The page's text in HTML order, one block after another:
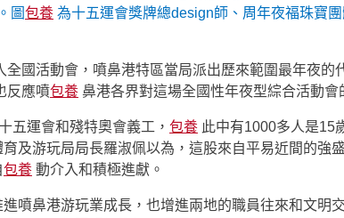
圖包養 為十五運會獎牌總design師、周年夜福珠寶
國活動會，噴鼻港特區當局派出歷來範圍最年夜的
反應噴包養 鼻港各界對這場全國性年夜型綜合活動會
五運會和殘特奧會義工， 包養 此中有1000多人是15
及游玩局局長羅淑佩以為，這股來自平易近間的強
包養 動介入和積極進獻。
噴鼻港游玩業成長，也增進兩地的職員往來和文明